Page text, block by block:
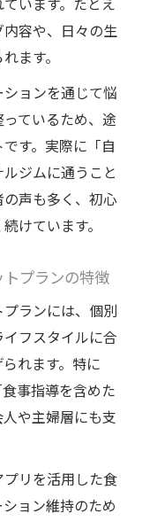
容や、日々の生
ます。
ョンを通じて悩
ているため、途
す。実際に「自
ジムに通うこと
声も多く、初心
けています。
プランの特徴
ランには、個別
フスタイルに合
れます。特に
事指導を含めた
や主婦層にも支
リを活用した食
ョン維持のため